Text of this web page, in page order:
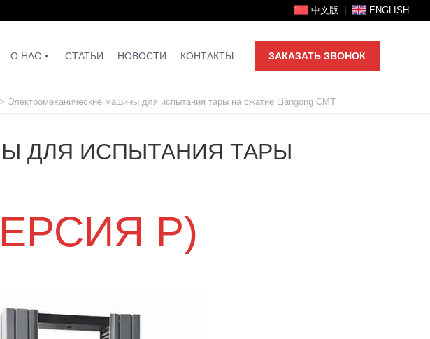
中文版 ENGLISH
О НАС СТАТЬИ НОВОСТИ КОНТАКТЫ ЗАКАЗАТЬ ЗВОНОК
> Электромеханические машины для испытания тары на сжатие Liangong CMT
ДЛЯ ИСПЫТАНИЯ ТАРЫ
P)